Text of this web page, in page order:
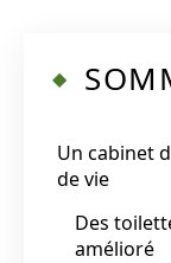
Un cabinet
de vie
Des
amélioré